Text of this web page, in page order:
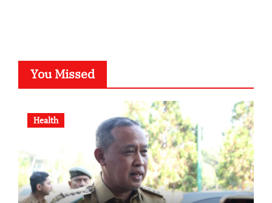
You Missed
Health